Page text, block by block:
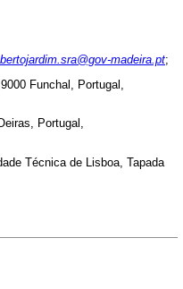
madeira.pt;
Funchal, Portugal,
Portugal,
Técnica de Lisboa, Tapada